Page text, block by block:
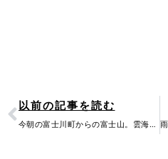
Prev
以前の記事を読む
今朝の富士川町からの富士山。雲海に浮かぶ笠雲を纏った富士山の姿は幻想的でした。山梨…